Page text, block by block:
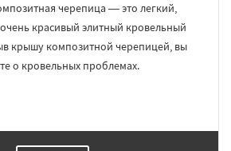
черепица — это легкий,
красивый элитный кровельный
крышу композитной черепицей, вы
о кровельных проблемах.